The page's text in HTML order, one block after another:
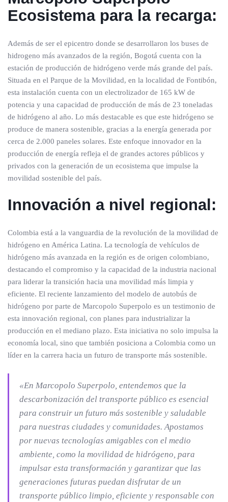
Ecosistema para la recarga:
Además de ser el epicentro donde se desarrollaron los buses de
hidrogeno más avanzados de la región, Bogotá cuenta con la
estación de producción de hidrógeno verde más grande del país.
Situada en el Parque de la Movilidad, en la localidad de Fontibón,
esta instalación cuenta con un electrolizador de 165 kW de
potencia y una capacidad de producción de más de 23 toneladas
de hidrógeno al año. Lo más destacable es que este hidrógeno se
produce de manera sostenible, gracias a la energía generada por
cerca de 2.000 paneles solares. Este enfoque innovador en la
producción de energía refleja el de grandes actores públicos y
privados con la generación de un ecosistema que impulse la
movilidad sostenible del país.
Innovación a nivel regional:
Colombia está a la vanguardia de la revolución de la movilidad de
hidrógeno en América Latina. La tecnología de vehículos de
hidrógeno más avanzada en la región es de origen colombiano,
destacando el compromiso y la capacidad de la industria nacional
para liderar la transición hacia una movilidad más limpia y
eficiente. El reciente lanzamiento del modelo de autobús de
hidrógeno por parte de Marcopolo Superpolo es un testimonio de
esta innovación regional, con planes para industrializar la
producción en el mediano plazo. Esta iniciativa no solo impulsa la
economía local, sino que también posiciona a Colombia como un
líder en la carrera hacia un futuro de transporte más sostenible.
«En Marcopolo Superpolo, entendemos que la
descarbonización del transporte público es esencial
para construir un futuro más sostenible y saludable
para nuestras ciudades y comunidades. Apostamos
por nuevas tecnologías amigables con el medio
ambiente, como la movilidad de hidrógeno, para
impulsar esta transformación y garantizar que las
generaciones futuras puedan disfrutar de un
transporte público limpio, eficiente y responsable con